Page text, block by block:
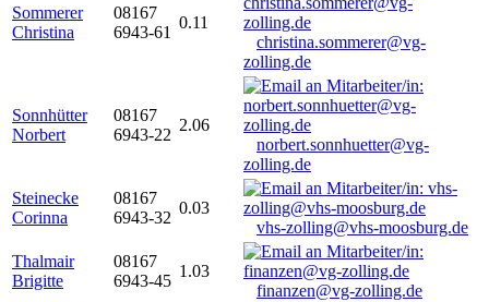
Sommerer
Christina
08167
6943-61
0.11
christina.sommerer@vg-
zolling.de
Sonnhütter
Norbert
08167
6943-22
2.06
norbert.sonnhuetter@vg-
zolling.de
Steinecke
Corinna
08167
6943-32
0.03
vhs-zolling@vhs-moosburg.de
Thalmair
Brigitte
08167
6943-45
1.03
finanzen@vg-zolling.de